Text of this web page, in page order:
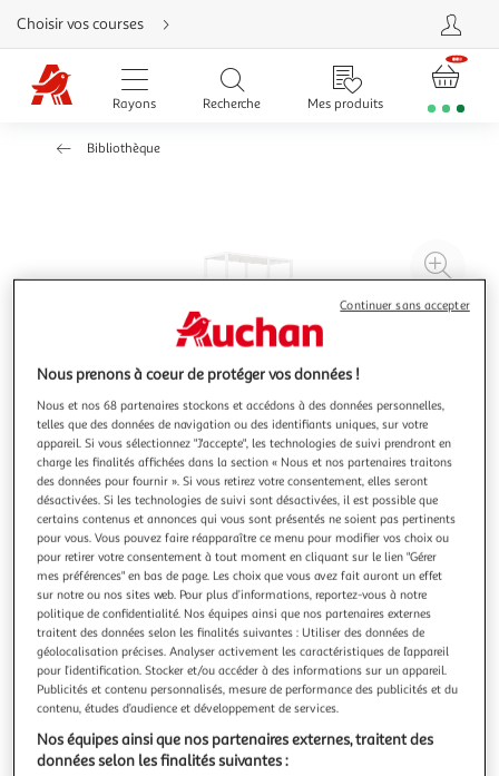
Aller
directement
au
contenu
Aller
directement
Aller
rubrique
Choisir vos courses
Rayons Recherche Mes produits
Bibliothèque
à
Illustration
précédente
Illustration
suivante
PARIS PRIX
Étagère bibliothèque 6 niveaux staal 188cm blanc
Informations Techniques : Dimensions : L. 85 x l. 35 x H. 188
cm Matière : Acier Spécificités : Élégante & Fonctionnelle
Étagère bibliothèque 6 niveaux Revêtement en poudre
Nombre de colis : 1 Poids max supporté : 30 kg Poids : 22 kg
Couleur : Blanc
En savoir +
Vous voulez connaître le prix de ce produit ?
Nous prenons à coeur de protéger vos données !
Nous et nos 68 partenaires stockons et accédons à des données personnelles,
telles que des données de navigation ou des identifiants uniques, sur votre
appareil. Si vous sélectionnez "J'accepte", les technologies de suivi prendront en
charge les finalités affichées dans la section « Nous et nos partenaires traitons
des données pour fournir ». Si vous retirez votre consentement, elles seront
désactivées. Si les technologies de suivi sont désactivées, il est possible que
certains contenus et annonces qui vous sont présentés ne soient pas pertinents
pour vous. Vous pouvez faire réapparaître ce menu pour modifier vos choix ou
pour retirer votre consentement à tout moment en cliquant sur le lien "Gérer
mes préférences" en bas de page. Les choix que vous avez fait auront un effet
sur notre ou nos sites web. Pour plus d’informations, reportez-vous à notre
politique de confidentialité. Nos équipes ainsi que nos partenaires externes
traitent des données selon les finalités suivantes : Utiliser des données de
géolocalisation précises. Analyser activement les caractéristiques de l’appareil
pour l’identification. Stocker et/ou accéder à des informations sur un appareil.
Publicités et contenu personnalisés, mesure de performance des publicités et du
contenu, études d’audience et développement de services.
Nos équipes ainsi que nos partenaires externes, traitent des
données selon les finalités suivantes :
Continuer sans accepter